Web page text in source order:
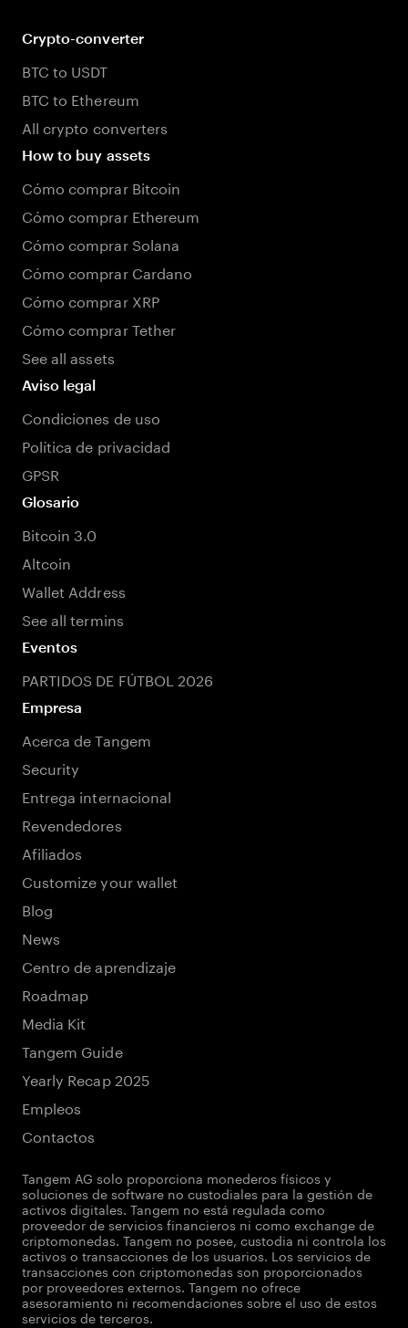
Crypto-converter
BTC to USDT
BTC to Ethereum
All crypto converters
How to buy assets
Cómo comprar Bitcoin
Cómo comprar Ethereum
Cómo comprar Solana
Cómo comprar Cardano
Cómo comprar XRP
Cómo comprar Tether
See all assets
Aviso legal
Condiciones de uso
Política de privacidad
GPSR
Glosario
Bitcoin 3.0
Altcoin
Wallet Address
See all termins
Eventos
PARTIDOS DE FÚTBOL 2026
Empresa
Acerca de Tangem
Security
Entrega internacional
Revendedores
Afiliados
Customize your wallet
Blog
News
Centro de aprendizaje
Roadmap
Media Kit
Tangem Guide
Yearly Recap 2025
Empleos
Contactos
Tangem AG solo proporciona monederos físicos y
soluciones de software no custodiales para la gestión de
activos digitales. Tangem no está regulada como
proveedor de servicios financieros ni como exchange de
criptomonedas. Tangem no posee, custodia ni controla los
activos o transacciones de los usuarios. Los servicios de
transacciones con criptomonedas son proporcionados
por proveedores externos. Tangem no ofrece
asesoramiento ni recomendaciones sobre el uso de estos
servicios de terceros.